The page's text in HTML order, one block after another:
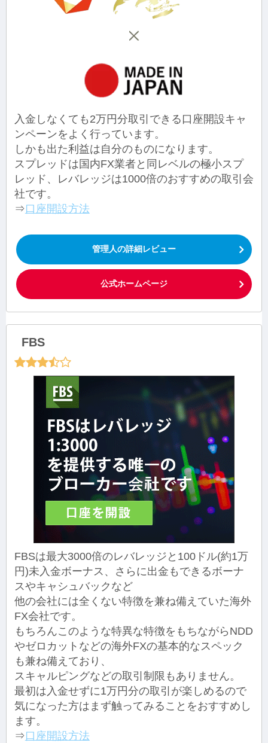
入金しなくても2万円分取引できる口座開設キャ
ンペーンをよく行っています。
しかも出た利益は自分のものになります。
スプレッドは国内FX業者と同レベルの極小スプ
レッド、レバレッジは1000倍のおすすめの取引会
社です。
⇒口座開設方法
管理人の詳細レビュー
公式ホームページ
FBS
FBSは最大3000倍のレバレッジと100ドル(約1万
円)未入金ボーナス、さらに出金もできるボーナ
スやキャシュバックなど
他の会社には全くない特徴を兼ね備えていた海外
FX会社です。
もちろんこのような特異な特徴をもちながらNDD
やゼロカットなどの海外FXの基本的なスペック
も兼ね備えており、
スキャルピングなどの取引制限もありません。
最初は入金せずに1万円分の取引が楽しめるので
気になった方はまず触ってみることをおすすめし
ます。
⇒口座開設方法